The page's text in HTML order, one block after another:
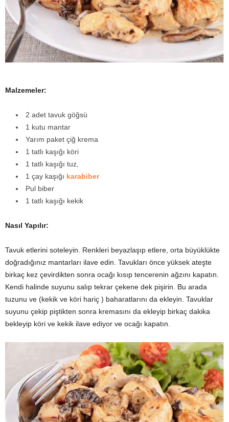
Malzemeler:
2 adet tavuk göğsü
1 kutu mantar
Yarım paket çiğ krema
1 tatlı kaşığı köri
1 tatlı kaşığı tuz,
1 çay kaşığı karabiber
Pul biber
1 tatlı kaşığı kekik
Nasıl Yapılır:
Tavuk etlerini soteleyin. Renkleri beyazlaşıp etlere, orta büyüklükte
doğradığınız mantarları ilave edin. Tavukları önce yüksek ateşte
birkaç kez çevirdikten sonra ocağı kısıp tencerenin ağzını kapatın.
Kendi halinde suyunu salıp tekrar çekene dek pişirin. Bu arada
tuzunu ve (kekik ve köri hariç ) baharatlarını da ekleyin. Tavuklar
suyunu çekip piştikten sonra kremasını da ekleyip birkaç dakika
bekleyip köri ve kekik ilave ediyor ve ocağı kapatın.